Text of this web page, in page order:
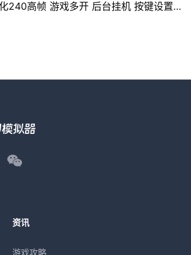
240高帧 游戏多开 后台挂机 按键设置
资讯
游戏攻略